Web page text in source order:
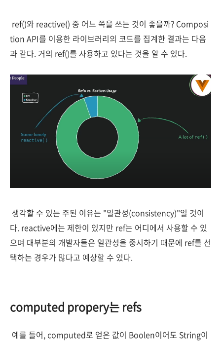
ref()와 reactive() 중 어느 쪽을 쓰는 것이 좋을까? Composi
tion API를 이용한 라이브러리의 코드를 집계한 결과는 다음
과 같다. 거의 ref()를 사용하고 있다는 것을 알 수 있다.
생각할 수 있는 주된 이유는 "일관성(consistency)"일 것이
다. reactive에는 제한이 있지만 ref는 어디에서 사용할 수 있
으며 대부분의 개발자들은 일관성을 중시하기 때문에 ref를 선
택하는 경우가 많다고 예상할 수 있다.
computed propery는 refs
예를 들어, computed로 얻은 값이 Boolen이어도 String이